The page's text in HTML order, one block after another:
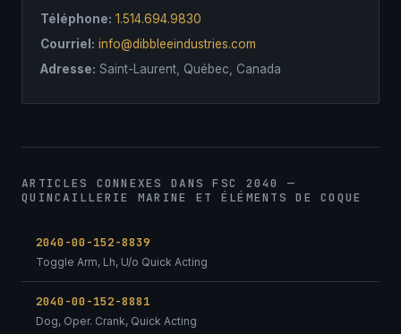
Téléphone: 1.514.694.9830
Courriel: info@dibbleeindustries.com
Adresse: Saint-Laurent, Québec, Canada
ARTICLES CONNEXES DANS FSC 2040 —
QUINCAILLERIE MARINE ET ÉLÉMENTS DE COQUE
2040-00-152-8839
Toggle Arm, Lh, U/o Quick Acting
2040-00-152-8881
Dog, Oper. Crank, Quick Acting